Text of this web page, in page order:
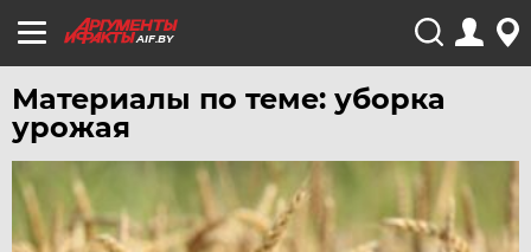
AIF.BY
Материалы по теме: уборка
урожая